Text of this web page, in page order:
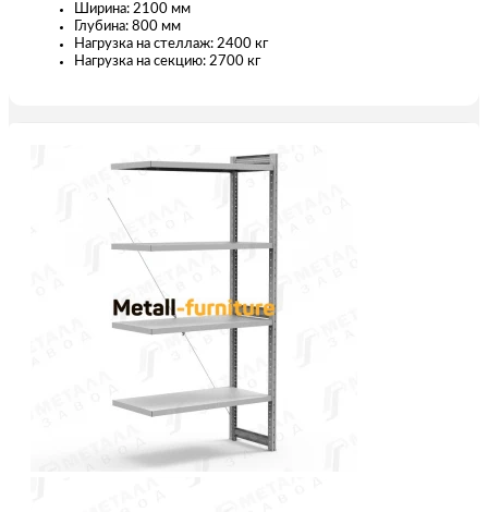
Ширина: 2100 мм
Глубина: 800 мм
Нагрузка на стеллаж: 2400 кг
Нагрузка на секцию: 2700 кг